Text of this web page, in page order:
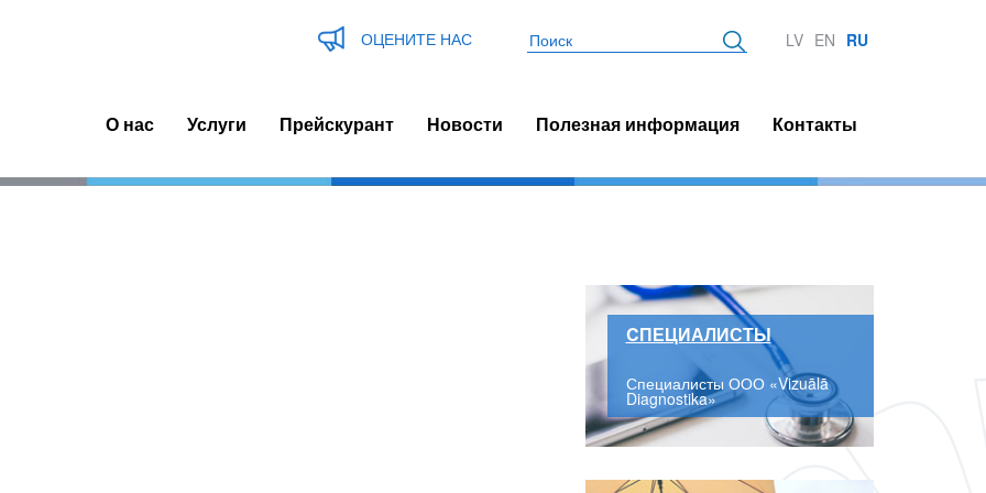
LV EN RU
Поиск
ОЦЕНИТЕ НАС
О нас Услуги Прейскурант Новости Полезная информация Контакты
CПЕЦИАЛИСТЫ
Специалисты ООО «Vizuālā
Diagnostika»